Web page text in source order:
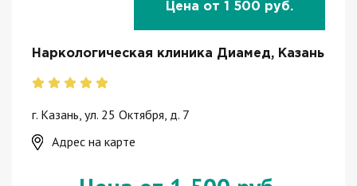
Цена от 1 500 руб.
Наркологическая клиника Диамед, Казань
г. Казань, ул. 25 Октября, д. 7
Адрес на карте